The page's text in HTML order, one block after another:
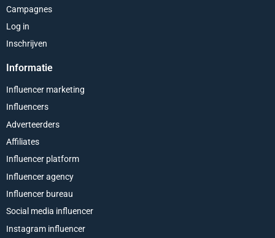
Campagnes
Log in
Inschrijven
Informatie
Influencer marketing
Influencers
Adverteerders
Affiliates
Influencer platform
Influencer agency
Influencer bureau
Social media influencer
Instagram influencer